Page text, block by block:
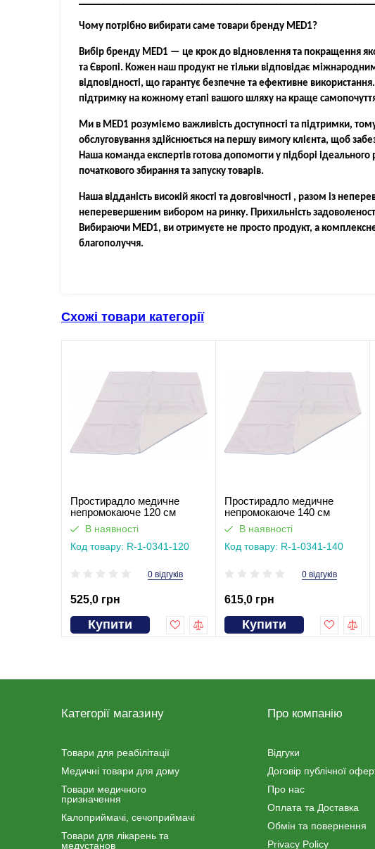
Чому потрібно вибирати саме товари бренду MED1?
Вибір бренду MED1 — це крок до відновлення та покращення
та Європі. Кожен наш продукт не тільки відповідає
відповідності, що гарантує безпечне та ефективне
підтримку на кожному етапі вашого шляху на краще
Ми в MED1 розуміємо важливість доступності та підтримки,
обслуговування здійснюється на першу вимогу клієнта, щоб
Наша команда експертів готова допомогти у підборі
початкового збирання та запуску товарів.
Наша відданість високій якості та довговічності , разом із
неперевершеним вибором на ринку. Прихильність
Вибираючи MED1, ви отримуєте не просто продукт, а
благополуччя.
Схожі товари категорії
Простирадло медичне
непромокаюче 120 см
В наявності
Код товару: R-1-0341-120
0 відгуків
525,0 грн
Купити
Простирадло медичне
непромокаюче 140 см
В наявності
Код товару: R-1-0341-140
0 відгуків
615,0 грн
Купити
Категорії магазину
Товари для реабілітації
Медичні товари для дому
Товари медичного
призначення
Калоприймачі, сечоприймачі
Товари для лікарень та
медустанов
Про компанію
Відгуки
Договір публічної
Про нас
Оплата та Доставка
Обмін та повернення
Privacy Policy